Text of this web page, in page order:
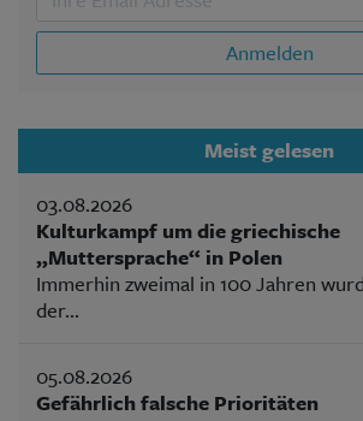
Anmelden
Meist gelesen
03.08.2026
Kulturkampf um die griechische
„Muttersprache“ in Polen
Immerhin zweimal in 100 Jahren
der...
05.08.2026
Gefährlich falsche Prioritäten